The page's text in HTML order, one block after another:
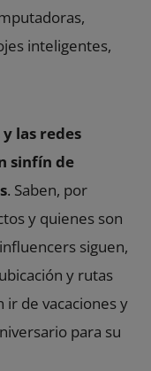
inteligentes,
las redes
sinfín de
. Saben, por
y quienes son
siguen,
y rutas
de vacaciones y
para su